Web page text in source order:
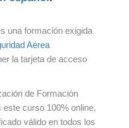
una formación exigida
Aérea
la tarjeta de acceso
de Formación
curso 100% online,
válido en todos los